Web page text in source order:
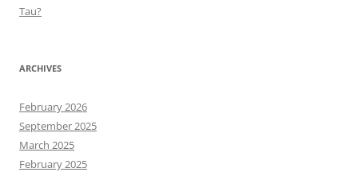
Tau?
ARCHIVES
February 2026
September 2025
March 2025
February 2025